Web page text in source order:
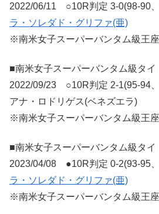
2022/06/11 ○10R判定 3-0(98-90
ラ・ソレダド・グリファ(亜)
※南米女子スーパーバンタム級王
■南米女子スーパーバンタム級タイ
2022/09/23 ○10R判定 2-1(95-94
アナ・ロドリゲス(ベネズエラ)
※南米女子スーパーバンタム級王
■南米女子スーパーバンタム級タイ
2023/04/08 ●10R判定 0-2(93-95
ラ・ソレダド・グリファ(亜)
※南米女子スーパーバンタム級王